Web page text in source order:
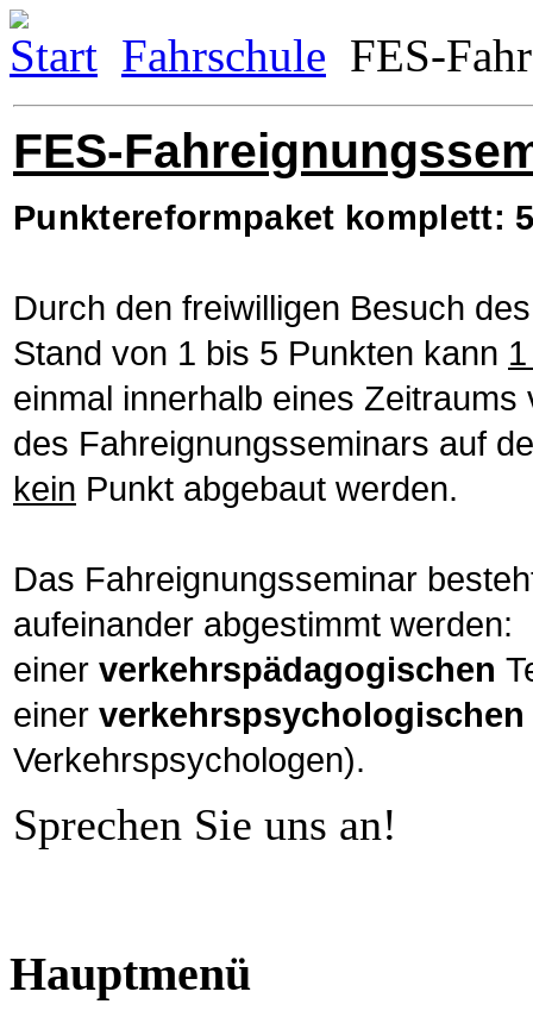
Start Fahrschule FES-
FES-
Punktereformpaket komplett:
Durch den freiwilligen Besuch
Stand von 1 bis 5 Punkten kann
einmal innerhalb eines
des Fahreignungsseminars auf
kein Punkt abgebaut werden.
Das Fahreignungsseminar
aufeinander abgestimmt werden:
einer verkehrspädagogischen
einer verkehrspsychologischen
Verkehrspsychologen).
Sprechen Sie uns an!
Hauptmenü